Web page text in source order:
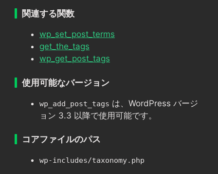
関連する関数
wp_set_post_terms
get_the_tags
wp_get_post_tags
使用可能なバージョン
wp_add_post_tags は、WordPress バージ
ョン 3.3 以降で使用可能です。
コアファイルのパス
wp-includes/taxonomy.php